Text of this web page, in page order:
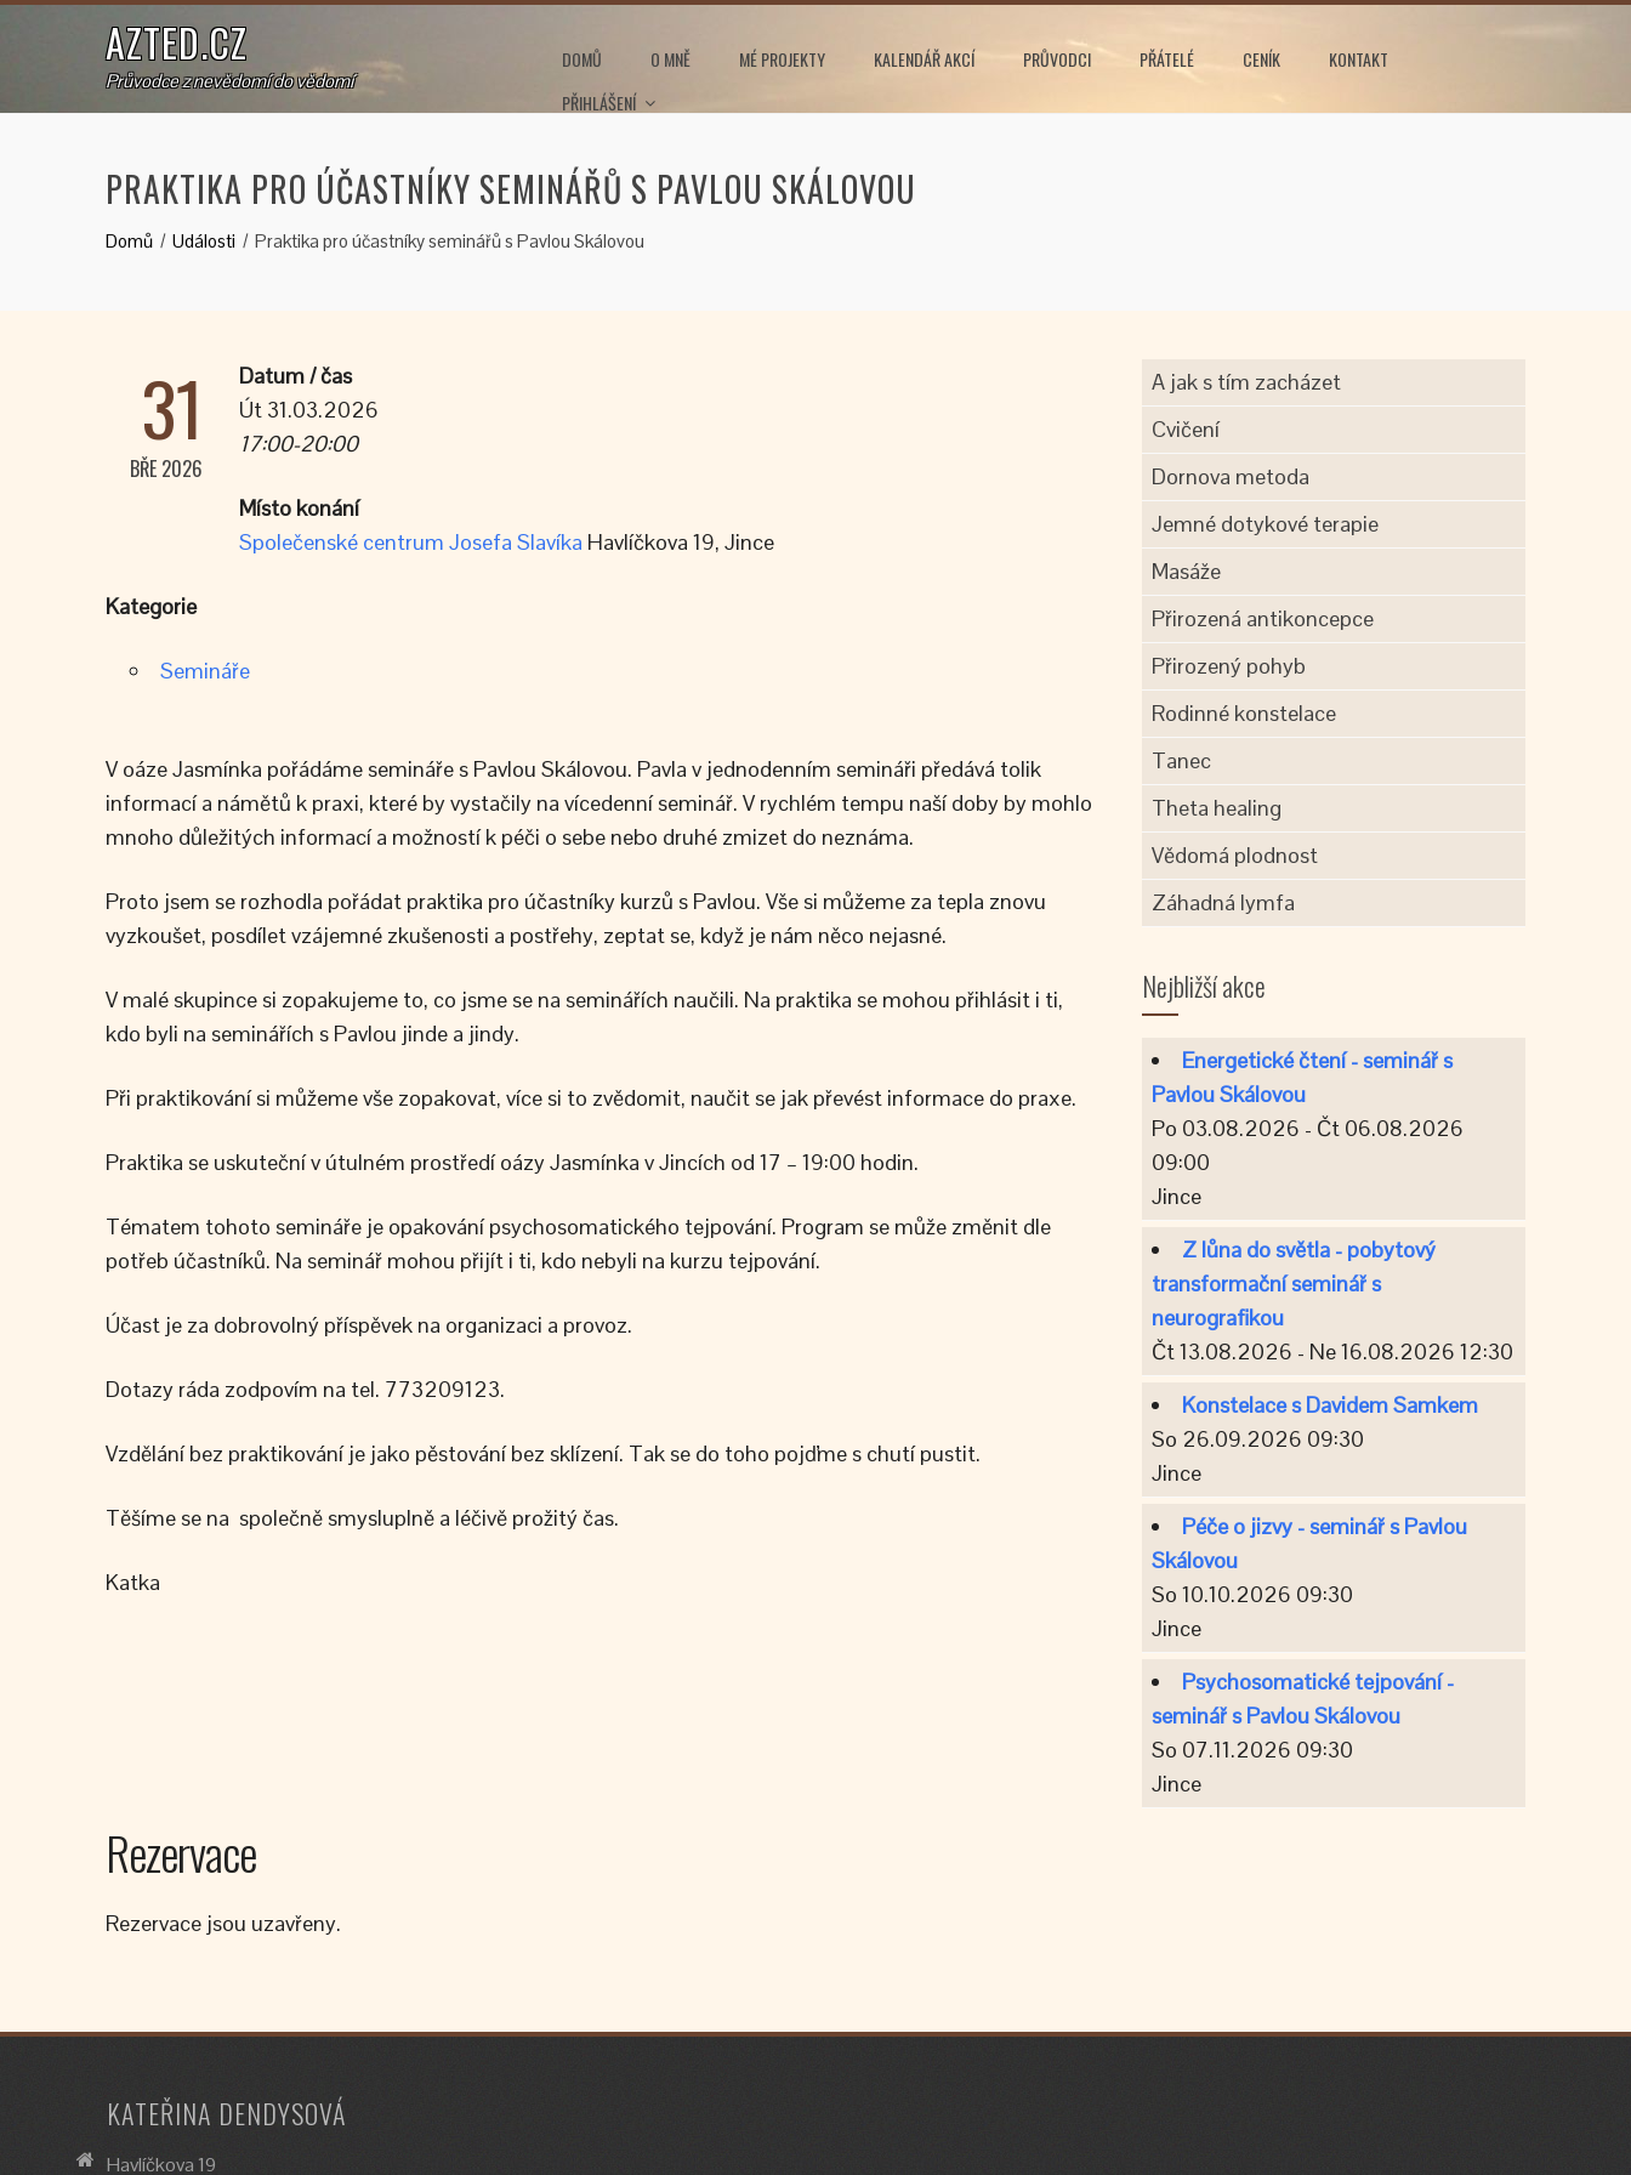
AZTED.CZ
Průvodce z nevědomí do vědomí
DOMŮ O MNĚ MÉ PROJEKTY KALENDÁŘ AKCÍ PRŮVODCI PŘÁTELÉ CENÍK
KONTAKT
PŘIHLÁŠENÍ
PRAKTIKA PRO ÚČASTNÍKY SEMINÁŘŮ S PAVLOU SKÁLOVOU
Domů Události Praktika pro účastníky seminářů s Pavlou Skálovou
31
BŘE 2026
Datum / čas
Út 31.03.2026
17:00-20:00
Místo konání
Společenské centrum Josefa Slavíka Havlíčkova 19, Jince
Kategorie
Semináře
V oáze Jasmínka pořádáme semináře s Pavlou Skálovou. Pavla v jednodenním semináři předává tolik
informací a námětů k praxi, které by vystačily na vícedenní seminář. V rychlém tempu naší doby by mohlo
mnoho důležitých informací a možností k péči o sebe nebo druhé zmizet do neznáma.
Proto jsem se rozhodla pořádat praktika pro účastníky kurzů s Pavlou. Vše si můžeme za tepla znovu
vyzkoušet, posdílet vzájemné zkušenosti a postřehy, zeptat se, když je nám něco nejasné.
V malé skupince si zopakujeme to, co jsme se na seminářích naučili. Na praktika se mohou přihlásit i ti,
kdo byli na seminářích s Pavlou jinde a jindy.
Při praktikování si můžeme vše zopakovat, více si to zvědomit, naučit se jak převést informace do praxe.
Praktika se uskuteční v útulném prostředí oázy Jasmínka v Jincích od 17 – 19:00 hodin.
Tématem tohoto semináře je opakování psychosomatického tejpování. Program se může změnit dle
potřeb účastníků. Na seminář mohou přijít i ti, kdo nebyli na kurzu tejpování.
Účast je za dobrovolný příspěvek na organizaci a provoz.
Dotazy ráda zodpovím na tel. 773209123.
Vzdělání bez praktikování je jako pěstování bez sklízení. Tak se do toho pojďme s chutí pustit.
Těšíme se na společně smysluplně a léčivě prožitý čas.
Katka
Rezervace
Rezervace jsou uzavřeny.
A jak s tím zacházet
Cvičení
Dornova metoda
Jemné dotykové terapie
Masáže
Přirozená antikoncepce
Přirozený pohyb
Rodinné konstelace
Tanec
Theta healing
Vědomá plodnost
Záhadná lymfa
Nejbližší akce
Energetické čtení - seminář s
Pavlou Skálovou
Po 03.08.2026 - Čt 06.08.2026
09:00
Jince
Z lůna do světla - pobytový
transformační seminář s
neurografikou
Čt 13.08.2026 - Ne 16.08.2026 12:30
Konstelace s Davidem Samkem
So 26.09.2026 09:30
Jince
Péče o jizvy - seminář s Pavlou
Skálovou
So 10.10.2026 09:30
Jince
Psychosomatické tejpování -
seminář s Pavlou Skálovou
So 07.11.2026 09:30
Jince
KATEŘINA DENDYSOVÁ
Havlíčkova 19